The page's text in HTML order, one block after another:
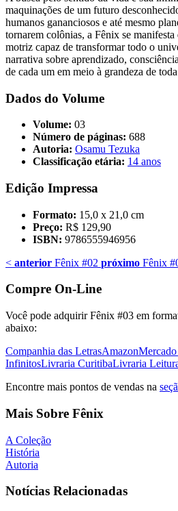
maquinações de um futuro
humanos gananciosos e até mesmo
tornarem colônias, a Fênix se
motriz capaz de transformar todo o
narrativa sobre aprendizado,
de cada um em meio à grandeza de
Dados do Volume
Volume: 03
Número de páginas: 688
Autoria: Osamu Tezuka
Classificação etária: 14 anos
Edição Impressa
Formato: 15,0 x 21,0 cm
Preço: R$ 129,90
ISBN: 9786555946956
< anterior Fênix #02 próximo Fênix
Compre On-Line
Você pode adquirir Fênix #03 em
abaixo:
Companhia das LetrasAmazon
InfinitosLivraria CuritibaLivraria
Encontre mais pontos de vendas na
Mais Sobre Fênix
A Coleção
História
Autoria
Notícias Relacionadas